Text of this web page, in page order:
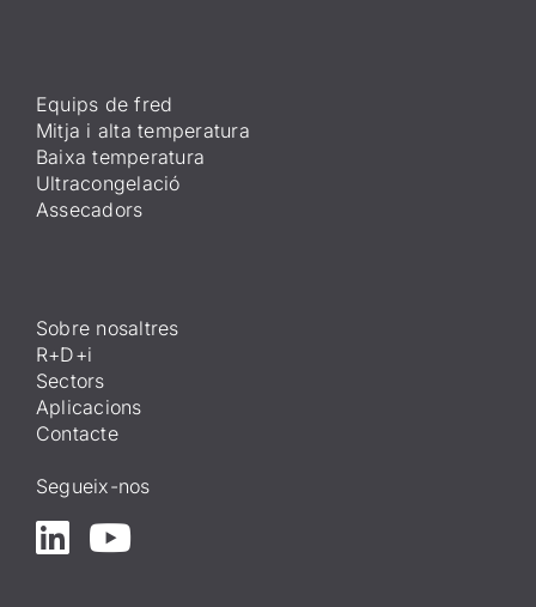
Equips de fred
Mitja i alta temperatura
Baixa temperatura
Ultracongelació
Assecadors
Sobre nosaltres
R+D+i
Sectors
Aplicacions
Contacte
Segueix-nos